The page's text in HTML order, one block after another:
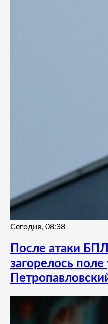
Сегодня, 08:38
После атаки
загорелось поле